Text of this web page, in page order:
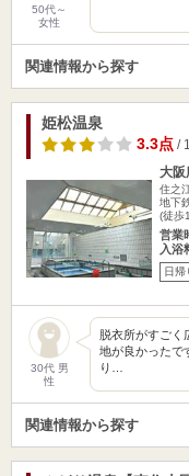
50代～
女性
関連情報から探す
姫松温泉
3.3点 /
大阪
住之
地下
(徒歩
営業
入浴
日帰
30代 男
性
脱衣所がすごく
地が良かったで
り…
関連情報から探す